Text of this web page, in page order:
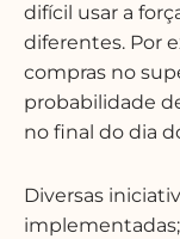
difícil usar a
diferentes. Por
compras no
probabilidade
no final do dia
Diversas